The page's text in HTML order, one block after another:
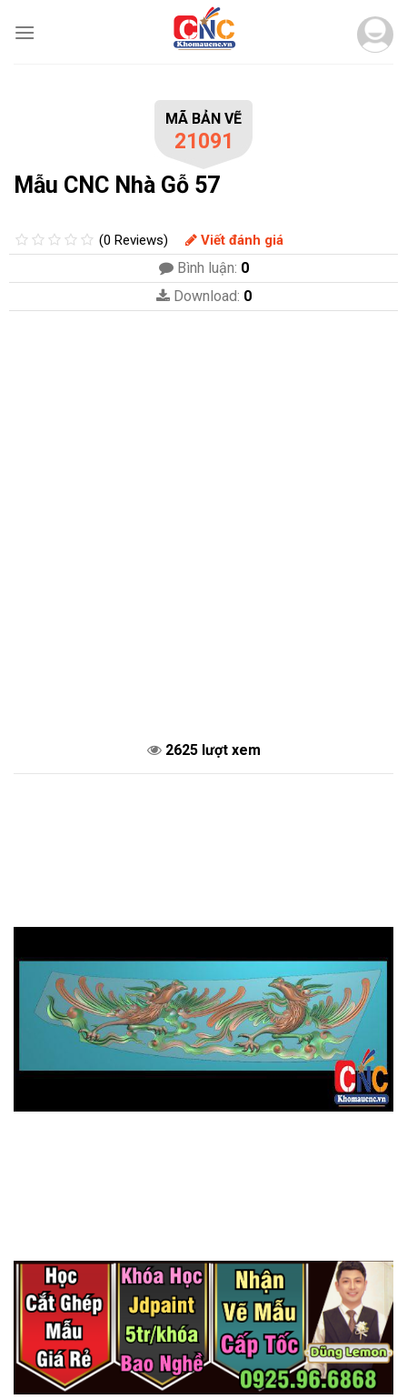
MÃ BẢN VẼ
21091
Mẫu CNC Nhà Gỗ 57
(0 Reviews) Viết đánh giá
Bình luận: 0
Download: 0
2625 lượt xem